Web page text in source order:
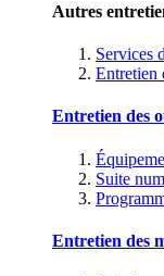
Autres
Services
Entretien
Entretien des
Suite
Entretien des